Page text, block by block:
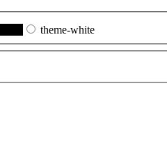
theme-white